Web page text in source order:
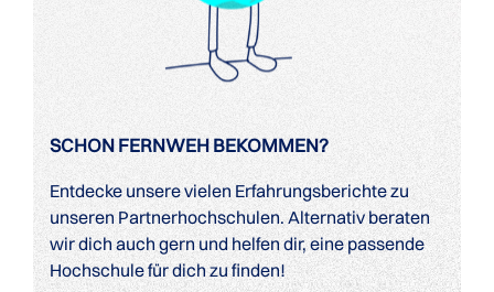
SCHON FERNWEH BEKOMMEN?
Entdecke unsere vielen Erfahrungsberichte zu
unseren Partnerhochschulen. Alternativ beraten
wir dich auch gern und helfen dir, eine passende
Hochschule für dich zu finden!